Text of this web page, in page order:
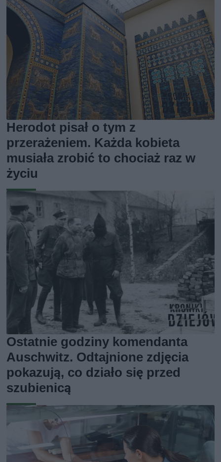
Herodot pisał o tym z
przerażeniem. Każda kobieta
musiała zrobić to chociaż raz w
życiu
Ostatnie godziny komendanta
Auschwitz. Odtajnione zdjęcia
pokazują, co działo się przed
szubienicą